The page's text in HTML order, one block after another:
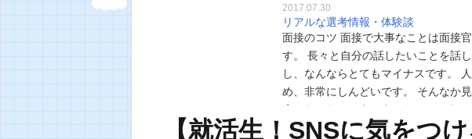
2017.07.30
リアルな選考情報・体験談
面接のコツ 面接で大事なことは面接
す。 長々と自分の話したいことを話
し、なんならとてもマイナスです。
め、非常にしんどいです。 そんなか
生はないなというふうになってしま
す。目立てばある程度のとこ…
【就活生！SNSに気をつ